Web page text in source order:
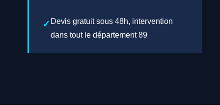
Devis gratuit sous 48h, intervention
dans tout le département 89